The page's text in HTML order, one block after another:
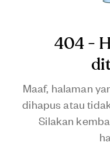
404 -
Maaf, halaman
dihapus atau
Silakan